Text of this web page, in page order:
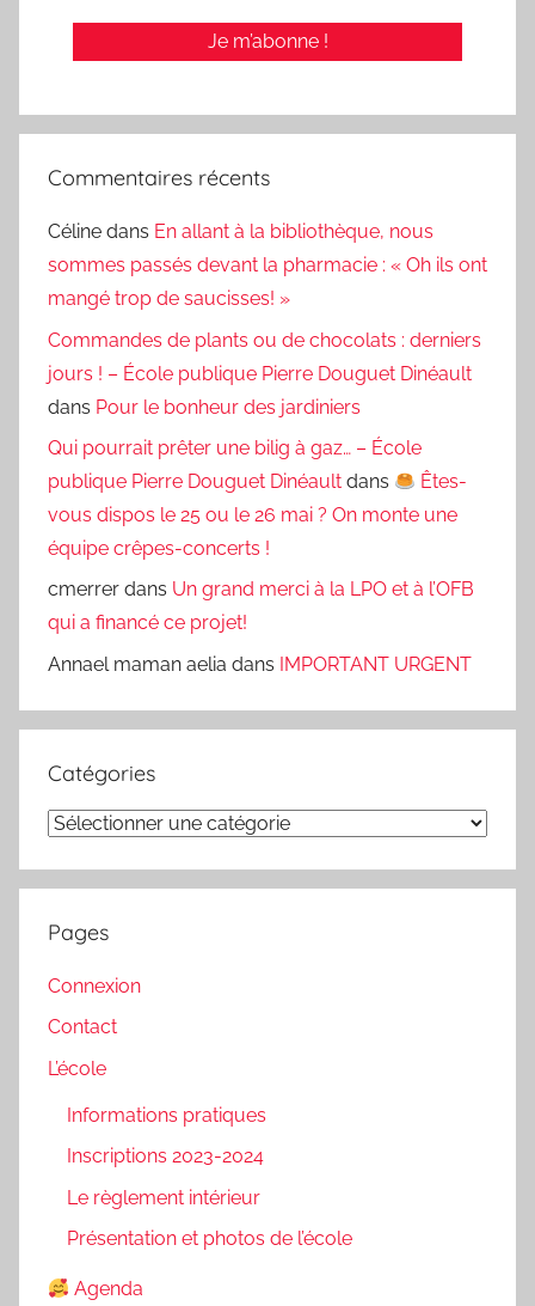
Commentaires récents
Céline dans En allant à la bibliothèque, nous
sommes passés devant la pharmacie : « Oh ils ont
mangé trop de saucisses! »
Commandes de plants ou de chocolats : derniers
jours ! – École publique Pierre Douguet Dinéault
dans Pour le bonheur des jardiniers
Qui pourrait prêter une bilig à gaz… – École
publique Pierre Douguet Dinéault dans
Êtes-
vous dispos le 25 ou le 26 mai ? On monte une
équipe crêpes-concerts !
cmerrer dans Un grand merci à la LPO et à l’OFB
qui a financé ce projet!
Annael maman aelia dans IMPORTANT URGENT
Catégories
Catégories
Pages
Connexion
Contact
L’école
Informations pratiques
Inscriptions 2023-2024
Le règlement intérieur
Présentation et photos de l’école
Agenda